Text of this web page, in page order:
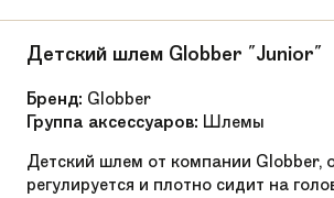
Y-образный с выносом
до 35 кг
Накладка
Алюминий
Детский шлем Globber "Junior"
Бренд: Globber
Группа аксессуаров: Шлемы
Детский шлем от компании Globber,
регулируется и плотно сидит на